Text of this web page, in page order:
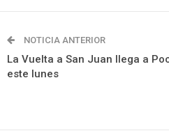
NOTICIA ANTERIOR
La Vuelta a San Juan llega a
este lunes